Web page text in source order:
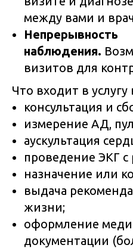
между вами и
Непрерывность
наблюдения.
визитов для
Что входит в
консультация и
измерение АД,
аускультация
проведение ЭКГ
назначение или
выдача
жизни;
оформление
документации